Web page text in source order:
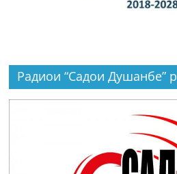
Радиои “Садои Душанбе”